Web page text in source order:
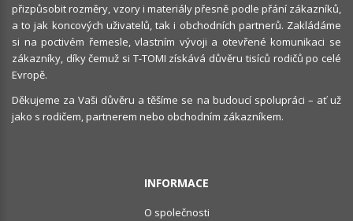
přizpůsobit rozměry, vzory i materiály přesně podle přání zákazníků,
a to jak koncových uživatelů, tak i obchodních partnerů. Zakládáme
si na poctivém řemesle, vlastním vývoji a otevřené komunikaci se
zákazníky, díky čemuž si T-TOMI získává důvěru tisíců rodičů po celé
Evropě.
Děkujeme za Vaši důvěru a těšíme se na budoucí spolupráci – ať už
jako s rodičem, partnerem nebo obchodním zákazníkem.
INFORMACE
O společnosti